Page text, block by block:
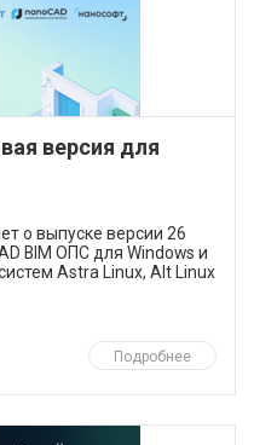
версия для
о выпуске версии 26
BIM ОПС для Windows и
Astra Linux, Alt Linux
Подробнее